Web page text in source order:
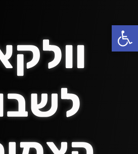
פתח סרגל נגישות